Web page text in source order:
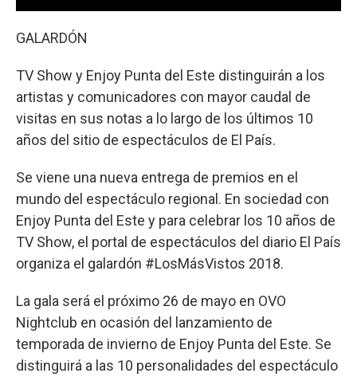
GALARDÓN
TV Show y Enjoy Punta del Este distinguirán a los
artistas y comunicadores con mayor caudal de
visitas en sus notas a lo largo de los últimos 10
años del sitio de espectáculos de El País.
Se viene una nueva entrega de premios en el
mundo del espectáculo regional. En sociedad con
Enjoy Punta del Este y para celebrar los 10 años de
TV Show, el portal de espectáculos del diario El País
organiza el galardón #LosMásVistos 2018.
La gala será el próximo 26 de mayo en OVO
Nightclub en ocasión del lanzamiento de
temporada de invierno de Enjoy Punta del Este. Se
distinguirá a las 10 personalidades del espectáculo